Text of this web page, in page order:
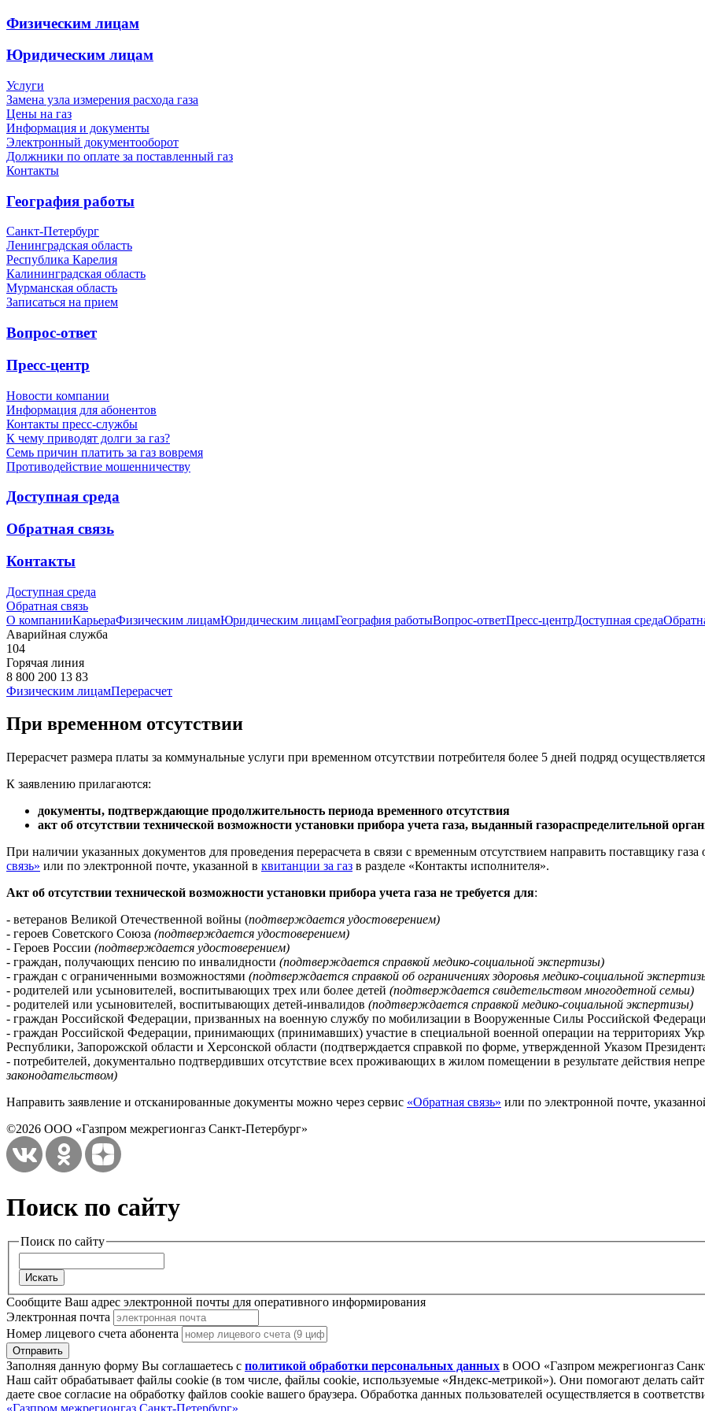
Физическим лицам
Юридическим лицам
Услуги
Замена узла измерения расхода газа
Цены на газ
Информация и документы
Электронный документооборот
Должники по оплате за поставленный газ
Контакты
География работы
Санкт-Петербург
Ленинградская область
Республика Карелия
Калининградская область
Мурманская область
Записаться на прием
Вопрос-ответ
Пресс-центр
Новости компании
Информация для абонентов
Контакты пресс-службы
К чему приводят долги за газ?
Семь причин платить за газ вовремя
Противодействие мошенничеству
Доступная среда
Обратная связь
Контакты
Доступная среда
Обратная связь
О компанииКарьераФизическим лицамЮридическим лицамГеография работыВопрос-ответПресс-центрДоступная среда
Аварийная служба
104
Горячая линия
8 800 200 13 83
Физическим лицамПерерасчет
При временном отсутствии
Перерасчет размера платы за коммунальные услуги при временном отсутствии потребителя более 5 дней подряд
К заявлению прилагаются:
документы, подтверждающие продолжительность периода временного отсутствия
акт об отсутствии технической возможности установки прибора учета газа, выданный газораспределительной
При наличии указанных документов для проведения перерасчета в связи с временным отсутствием направить поставщику
связь» или по электронной почте, указанной в квитанции за газ в разделе «Контакты исполнителя».
Акт об отсутствии технической возможности установки прибора учета газа не требуется для:
- ветеранов Великой Отечественной войны (подтверждается удостоверением)
- героев Советского Союза (подтверждается удостоверением)
- Героев России (подтверждается удостоверением)
- граждан, получающих пенсию по инвалидности (подтверждается справкой медико-социальной экспертизы)
- граждан с ограниченными возможностями (подтверждается справкой об ограничениях здоровья медико-социальной
- родителей или усыновителей, воспитывающих трех или более детей (подтверждается свидетельством многодетной семьи)
- родителей или усыновителей, воспитывающих детей-инвалидов (подтверждается справкой медико-социальной экспертизы)
- граждан Российской Федерации, призванных на военную службу по мобилизации в Вооруженные Силы Российской
- граждан Российской Федерации, принимающих (принимавших) участие в специальной военной операции на территориях
Республики, Запорожской области и Херсонской области (подтверждается справкой по форме, утвержденной Указом
- потребителей, документально подтвердивших отсутствие всех проживающих в жилом помещении в результате действия
законодательством)
Направить заявление и отсканированные документы можно через сервис «Обратная связь» или по электронной почте,
©2026 ООО «Газпром межрегионгаз Санкт-Петербург»
Поиск по сайту
Поиск по сайту
Сообщите Ваш адрес электронной почты для оперативного информирования
Электронная почта
Номер лицевого счета абонента
Заполняя данную форму Вы соглашаетесь с политикой обработки персональных данных в ООО «Газпром межрегионгаз
Наш сайт обрабатывает файлы cookie (в том числе, файлы cookie, используемые «Яндекс-метрикой»). Они помогают делать
даете свое согласие на обработку файлов cookie вашего браузера. Обработка данных пользователей осуществляется в